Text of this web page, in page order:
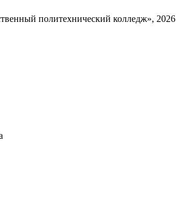
политехнический колледж», 2026